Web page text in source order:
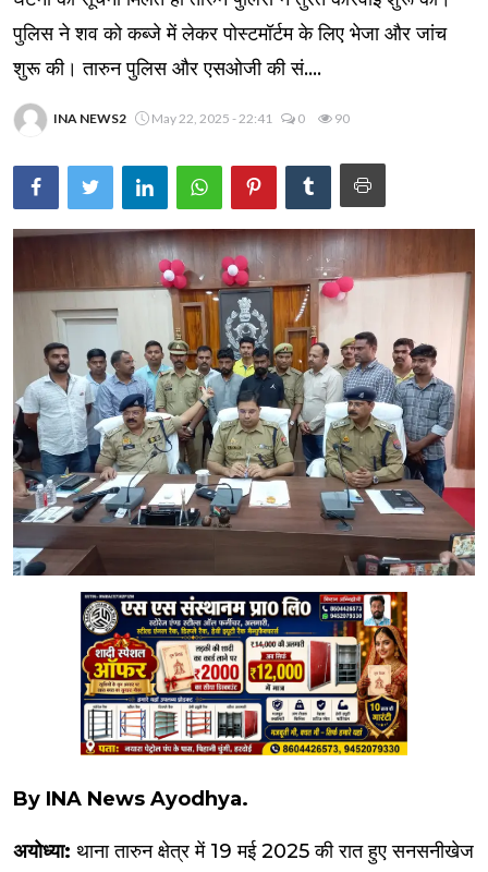
वायरल न्यूज़
पुलिस ने शव को कब्जे में लेकर पोस्टमॉर्टम के लिए भेजा और जांच
शुरू की। तारुन पुलिस और एसओजी की सं....
INA NEWS2 May 22, 2025 - 22:41 0 90
By INA News Ayodhya.
अयोध्या: थाना तारुन क्षेत्र में 19 मई 2025 की रात हुए सनसनीखेज